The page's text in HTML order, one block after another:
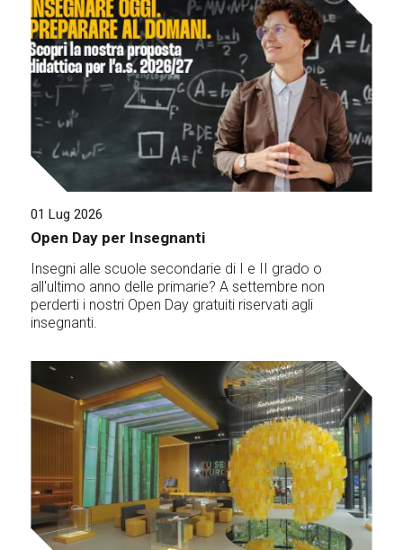
01 Lug 2026
Open Day per Insegnanti
Insegni alle scuole secondarie di I e II grado o
all'ultimo anno delle primarie? A settembre non
perderti i nostri Open Day gratuiti riservati agli
insegnanti.